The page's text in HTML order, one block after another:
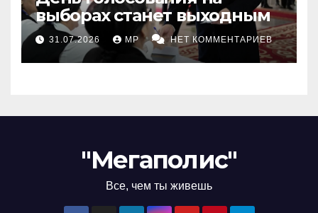
выборах станет выходным
31.07.2026 MP НЕТ КОММЕНТАРИЕВ
"Мегаполис"
Все, чем ты живешь